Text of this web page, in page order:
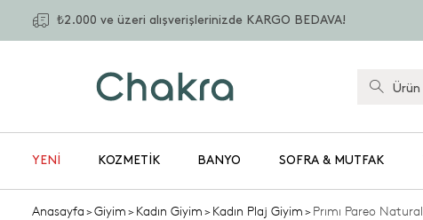
₺2.000 ve üzeri alışverişlerinizde KARGO BEDAVA!
YENİ KOZMETIK BANYO SOFRA & MUTFAK
Anasayfa>Giyim>Kadın Giyim>Kadın Plaj Giyim>Prımı Pareo Natural